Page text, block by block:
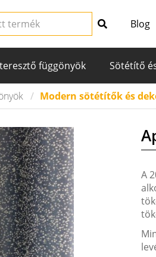
Blog
függönyök Sötétítő
Modern sötétítők és
A